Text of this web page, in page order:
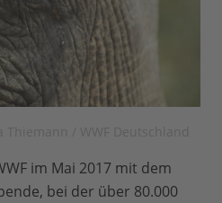
im Mai 2017 mit dem
bei der über 80.000